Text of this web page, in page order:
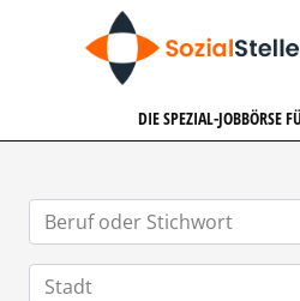
DIE SPEZIAL-JOBBÖRSE